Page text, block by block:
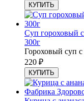
КУПИТЬ
Суп гороховый
300г
Гороховый суп
220 ₽
КУПИТЬ